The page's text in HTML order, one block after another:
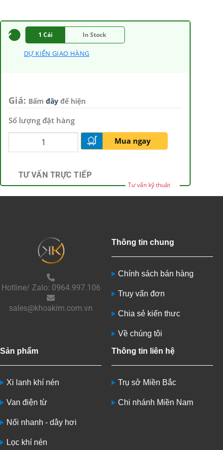
1 Cái In Stock
DỰ KIẾN GIAO HÀNG
Giá: Bấm đây để hiện
Số lượng đặt hàng
Mua ngay
TƯ VẤN TRỰC TIẾP
Tư vấn kỹ thuật
Hotline/ Zalo: 0964.997.106
sales@khoakim.com.vn
Thông tin chung
Chính sách bán hàng
Truy vấn đơn
Chia sẻ kiến thưc
Về chúng tôi
Sản phẩm
Xi lanh khí nén
Van điện từ
Nối nhanh - dây hơi
Lọc khí nén
Thông tin liên hệ
Trụ sở Miền Bắc
Chi nhánh Miền Nam